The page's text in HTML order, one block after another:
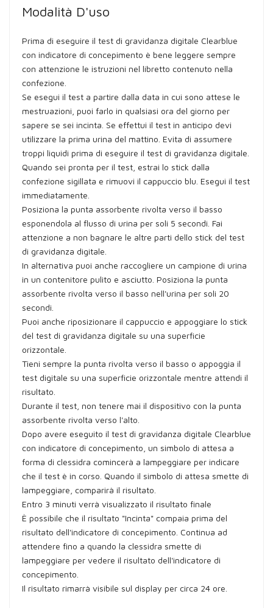
Modalità D'uso
Prima di eseguire il test di gravidanza digitale Clearblue
con indicatore di concepimento è bene leggere sempre
con attenzione le istruzioni nel libretto contenuto nella
confezione.
Se esegui il test a partire dalla data in cui sono attese le
mestruazioni, puoi farlo in qualsiasi ora del giorno per
sapere se sei incinta. Se effettui il test in anticipo devi
utilizzare la prima urina del mattino. Evita di assumere
troppi liquidi prima di eseguire il test di gravidanza digitale.
Quando sei pronta per il test, estrai lo stick dalla
confezione sigillata e rimuovi il cappuccio blu. Esegui il test
immediatamente.
Posiziona la punta assorbente rivolta verso il basso
esponendola al flusso di urina per soli 5 secondi. Fai
attenzione a non bagnare le altre parti dello stick del test
di gravidanza digitale.
In alternativa puoi anche raccogliere un campione di urina
in un contenitore pulito e asciutto. Posiziona la punta
assorbente rivolta verso il basso nell'urina per soli 20
secondi.
Puoi anche riposizionare il cappuccio e appoggiare lo stick
del test di gravidanza digitale su una superficie
orizzontale.
Tieni sempre la punta rivolta verso il basso o appoggia il
test digitale su una superficie orizzontale mentre attendi il
risultato.
Durante il test, non tenere mai il dispositivo con la punta
assorbente rivolta verso l'alto.
Dopo avere eseguito il test di gravidanza digitale Clearblue
con indicatore di concepimento, un simbolo di attesa a
forma di clessidra comincerà a lampeggiare per indicare
che il test è in corso. Quando il simbolo di attesa smette di
lampeggiare, comparirà il risultato.
Entro 3 minuti verrà visualizzato il risultato finale
È possibile che il risultato "Incinta" compaia prima del
risultato dell'indicatore di concepimento. Continua ad
attendere fino a quando la clessidra smette di
lampeggiare per vedere il risultato dell'indicatore di
concepimento.
Il risultato rimarrà visibile sul display per circa 24 ore.